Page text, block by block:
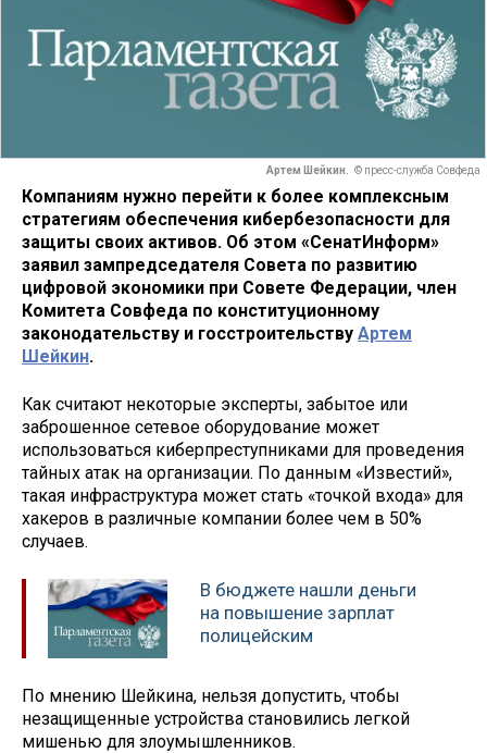
Артем Шейкин. © пресс-служба Совфеда
Компаниям нужно перейти к более комплексным
стратегиям обеспечения кибербезопасности для
защиты своих активов. Об этом «СенатИнформ»
заявил зампредседателя Совета по развитию
цифровой экономики при Совете Федерации, член
Комитета Совфеда по конституционному
законодательству и госстроительству Артем
Шейкин.
Как считают некоторые эксперты, забытое или
заброшенное сетевое оборудование может
использоваться киберпреступниками для проведения
тайных атак на организации. По данным «Известий»,
такая инфраструктура может стать «точкой входа» для
хакеров в различные компании более чем в 50%
случаев.
В бюджете нашли деньги
на повышение зарплат
полицейским
По мнению Шейкина, нельзя допустить, чтобы
незащищенные устройства становились легкой
мишенью для злоумышленников.